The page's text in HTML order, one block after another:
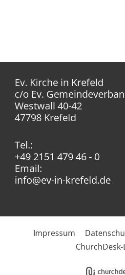
Ev. Kirche in Krefeld
c/o Ev.
Westwall 40-42
47798 Krefeld
Tel.:
+49 2151 479 46 - 0
Email:
info@ev-in-krefeld.de
Impressum